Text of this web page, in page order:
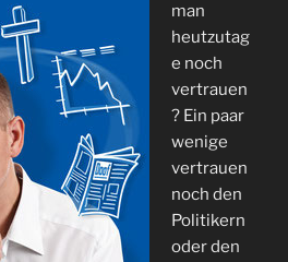
man
heutzutag
e noch
vertrauen
? Ein paar
wenige
vertrauen
noch den
Politikern
oder den